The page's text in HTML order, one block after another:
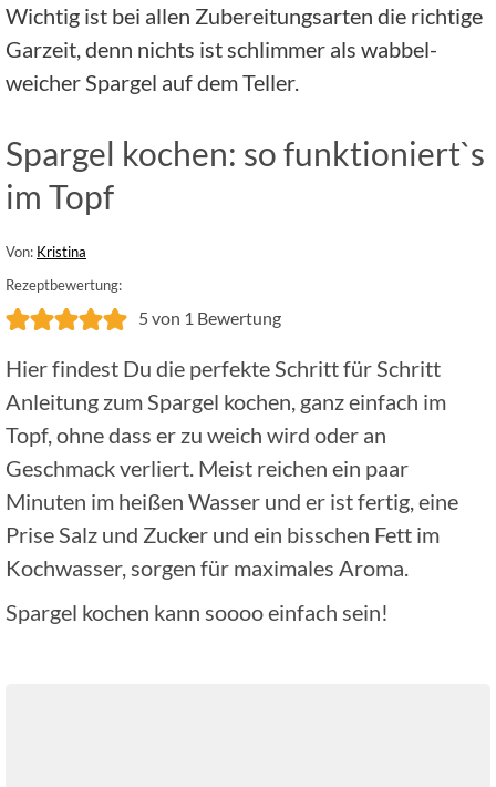
Wichtig ist bei allen Zubereitungsarten die richtige
Garzeit, denn nichts ist schlimmer als wabbel-
weicher Spargel auf dem Teller.
Spargel kochen: so funktioniert`s
im Topf
Von: Kristina
Rezeptbewertung:
5von 1 Bewertung
Hier findest Du die perfekte Schritt für Schritt
Anleitung zum Spargel kochen, ganz einfach im
Topf, ohne dass er zu weich wird oder an
Geschmack verliert. Meist reichen ein paar
Minuten im heißen Wasser und er ist fertig, eine
Prise Salz und Zucker und ein bisschen Fett im
Kochwasser, sorgen für maximales Aroma.
Spargel kochen kann soooo einfach sein!